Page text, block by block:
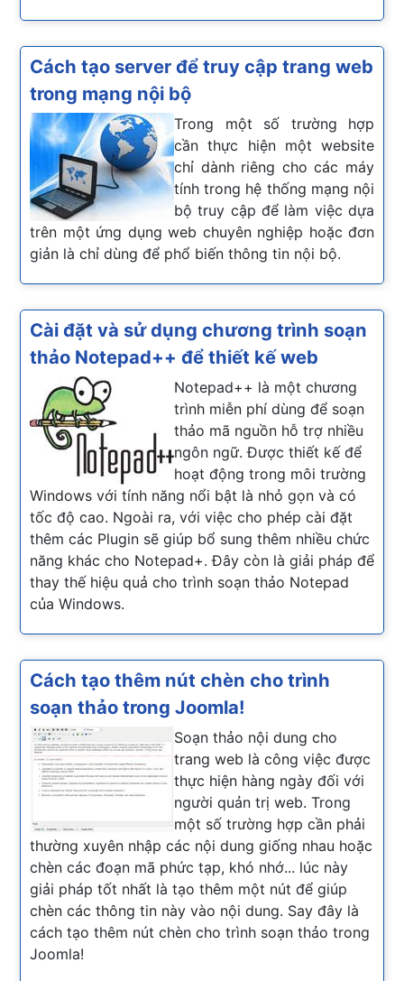
Cách tạo server để truy cập trang web
trong mạng nội bộ
Trong một số trường hợp
cần thực hiện một website
chỉ dành riêng cho các máy
tính trong hệ thống mạng nội
bộ truy cập để làm việc dựa
trên một ứng dụng web chuyên nghiệp hoặc đơn
giản là chỉ dùng để phổ biến thông tin nội bộ.
Cài đặt và sử dụng chương trình soạn
thảo Notepad++ để thiết kế web
Notepad++ là một chương
trình miễn phí dùng để soạn
thảo mã nguồn hỗ trợ nhiều
ngôn ngữ. Được thiết kế để
hoạt động trong môi trường
Windows với tính năng nổi bật là nhỏ gọn và có
tốc độ cao. Ngoài ra, với việc cho phép cài đặt
thêm các Plugin sẽ giúp bổ sung thêm nhiều chức
năng khác cho Notepad+. Đây còn là giải pháp để
thay thế hiệu quả cho trình soạn thảo Notepad
của Windows.
Cách tạo thêm nút chèn cho trình
soạn thảo trong Joomla!
Soạn thảo nội dung cho
trang web là công việc được
thực hiện hàng ngày đối với
người quản trị web. Trong
một số trường hợp cần phải
thường xuyên nhập các nội dung giống nhau hoặc
chèn các đoạn mã phức tạp, khó nhớ... lúc này
giải pháp tốt nhất là tạo thêm một nút để giúp
chèn các thông tin này vào nội dung. Say đây là
cách tạo thêm nút chèn cho trình soạn thảo trong
Joomla!